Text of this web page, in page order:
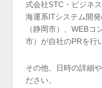
式会社STC・ビジネ
海運系ITシステム開
（静岡市）、WEBコ
市）が自社のPRを行
その他、日時の詳細
ださい。